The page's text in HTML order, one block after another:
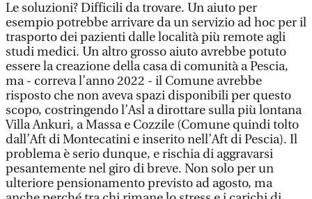
Le soluzioni? Difficili da trovare. Un aiuto per
esempio potrebbe arrivare da un servizio ad hoc per il
trasporto dei pazienti dalle località più remote agli
studi medici. Un altro grosso aiuto avrebbe potuto
essere la creazione della casa di comunità a Pescia,
ma - correva l’anno 2022 - il Comune avrebbe
risposto che non aveva spazi disponibili per questo
scopo, costringendo l’Asl a dirottare sulla più lontana
Villa Ankuri, a Massa e Cozzile (Comune quindi tolto
dall’Aft di Montecatini e inserito nell’Aft di Pescia). Il
problema è serio dunque, e rischia di aggravarsi
pesantemente nel giro di breve. Non solo per un
ulteriore pensionamento previsto ad agosto, ma